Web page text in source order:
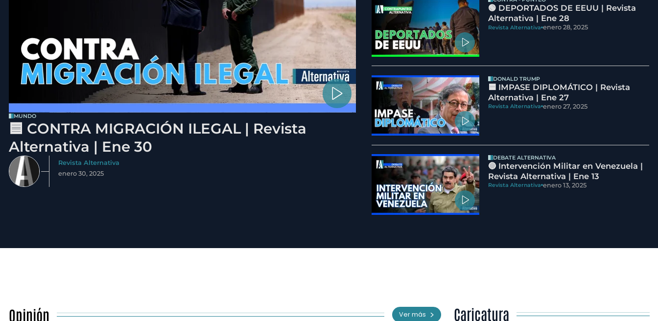
MUNDO
🟦 CONTRA MIGRACIÓN ILEGAL | Revista
Alternativa | Ene 30
Revista Alternativa
enero 30, 2025
🟢 DEPORTADOS DE EEUU | Revista
Alternativa | Ene 28
Revista Alternativa enero 28, 2025
DONALD TRUMP
🟦 IMPASE DIPLOMÁTICO | Revista
Alternativa | Ene 27
Revista Alternativa enero 27, 2025
DEBATE ALTERNATIVA
🔵 Intervención Militar en Venezuela |
Revista Alternativa | Ene 13
Revista Alternativa enero 13, 2025
Opinión Ver más Caricatura